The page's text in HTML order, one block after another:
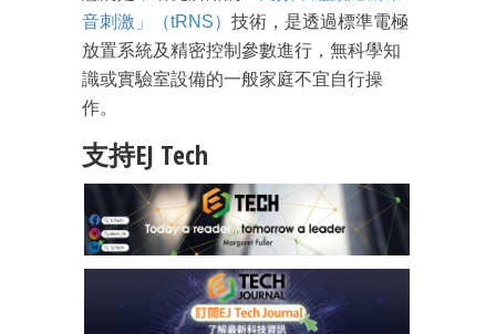
音刺激」（tRNS） 技術，是透過標準電極
放置系統及精密控制參數進行，無科學知
識或實驗室設備的一般家庭不宜自行操
作。
支持EJ Tech